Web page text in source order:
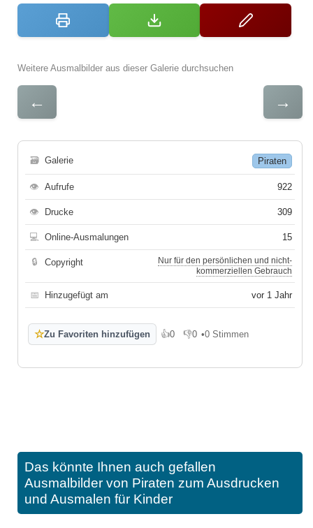
Weitere Ausmalbilder aus dieser Galerie durchsuchen
← →
🗃 Galerie Piraten
👁 Aufrufe 922
👁 Drucke 309
💻 Online-Ausmalungen 15
🔒 Copyright
Nur für den persönlichen und nicht-
kommerziellen Gebrauch
📅 Hinzugefügt am vor 1 Jahr
☆Zu Favoriten hinzufügen 👍0
Gefällt mir
👎0
Gefällt mir nicht
•0 Stimmen
Das könnte Ihnen auch gefallen
Ausmalbilder von Piraten zum Ausdrucken
und Ausmalen für Kinder